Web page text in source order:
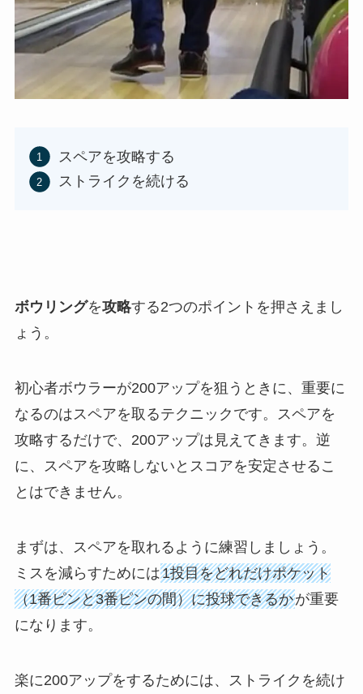
スペアを攻略する
ストライクを続ける
ボウリングを攻略する2つのポイントを押さえまし
ょう。
初心者ボウラーが200アップを狙うときに、重要に
なるのはスペアを取るテクニックです。スペアを
攻略するだけで、200アップは見えてきます。逆
に、スペアを攻略しないとスコアを安定させるこ
とはできません。
まずは、スペアを取れるように練習しましょう。
ミスを減らすためには1投目をどれだけポケット
（1番ピンと3番ピンの間）に投球できるかが重要
になります。
楽に200アップをするためには、ストライクを続け